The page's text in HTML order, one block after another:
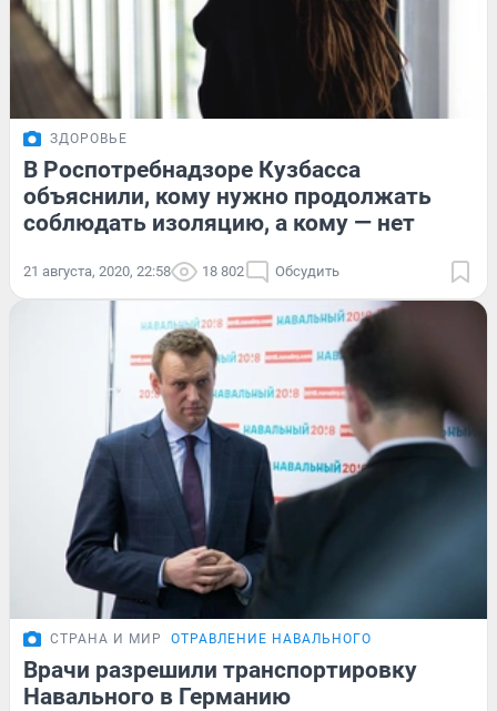
ЗДОРОВЬЕ
В Роспотребнадзоре Кузбасса
объяснили, кому нужно продолжать
соблюдать изоляцию, а кому — нет
21 августа, 2020, 22:58 18 802 Обсудить
СТРАНА И МИР ОТРАВЛЕНИЕ НАВАЛЬНОГО
Врачи разрешили транспортировку
Навального в Германию